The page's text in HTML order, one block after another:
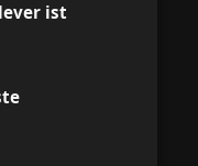
ist